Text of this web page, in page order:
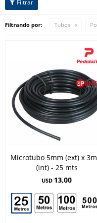
Filtrando por: Tubos
Microtubo 5mm (ext) x
(int) - 25 mts
USD 13,00